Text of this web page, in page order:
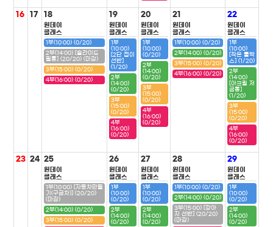
16 17 18
원데이
클래스
1부(10:00) (0/20)
2부(14:00) [슬라이드
필통] (20/20) (마감)
3부(15:00) (0/20)
4부(16:00) (0/20)
19
원데이
클래스
1부
(10:00)
[2단 접이
선반]
(1/20)
2부
(14:00)
(0/20)
3부
(15:00)
(0/20)
4부
(16:00)
(0/20)
20
원데이
클래스
1부
(10:00)
(0/20)
2부
(14:00)
(0/20)
3부
(15:00)
(0/20)
4부
(16:00)
(0/20)
21
원데이
클래스
1부(10:00) (0/20)
2부(14:00) (0/20)
3부(15:00) (0/20)
4부(16:00) (0/20)
22
원데이
클래스
1부
(10:00)
[작은 툴박
스] (1/20)
2부
(14:00)
[아크릴 저
금통]
(1/20)
3부
(15:00)
(0/20)
4부
(16:00)
(0/20)
23 24 25
원데이
클래스
1부(10:00) [자동차만들
기(구급차)] (20/20)
(마감)
2부(14:00) (0/20)
3부(15:00) (0/20)
26
원데이
클래스
1부
(10:00)
(0/20)
2부
(14:00)
(0/20)
27
원데이
클래스
1부
(10:00)
(0/20)
2부
(14:00)
(0/20)
28
원데이
클래스
1부(10:00) (0/20)
2부(14:00) (0/20)
3부(15:00) [강아
지 선반] (20/20)
(마감)
29
원데이
클래스
1부
(10:00)
(0/20)
2부
(14:00)
(0/20)